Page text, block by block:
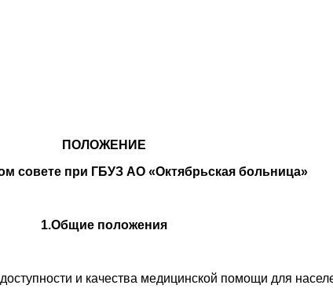
ПОЛОЖЕНИЕ
совете при ГБУЗ АО «Октябрьская больница»
1.Общие положения
и качества медицинской помощи для